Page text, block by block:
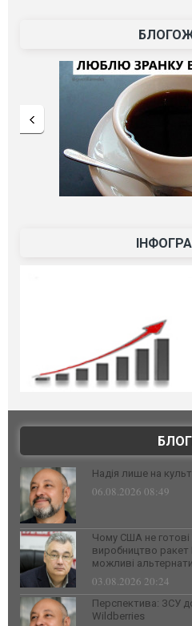
Надія лише на культ
06.08.2026 08:49
Чому США не готові
виробництво ракет
можливі
03.08.2026 20:24
Перспектива: ЗСУ
Wildberries